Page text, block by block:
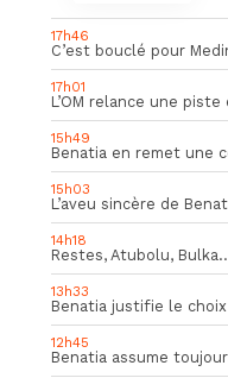
17h46
17h01
L’OM relance une
15h49
Benatia en remet une
15h03
L’aveu sincère de
14h18
13h33
Benatia justifie le choix
12h45
Benatia assume